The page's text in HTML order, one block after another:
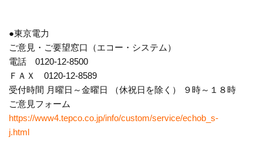
●東京電力
ご意見・ご要望窓口（エコー・システム）
電話 0120-12-8500
ＦＡＸ 0120-12-8589
受付時間 月曜日～金曜日 （休祝日を除く） ９時～１８時
ご意見フォーム
https://www4.tepco.co.jp/info/custom/service/echob_s-
j.html